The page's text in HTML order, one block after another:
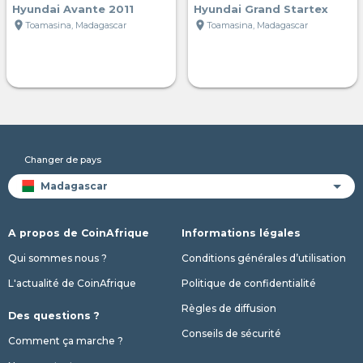
Hyundai Avante 2011
location_on Toamasina, Madagascar
Hyundai Grand Startex
location_on Toamasina, Madagascar
Changer de pays
A propos de CoinAfrique
Qui sommes nous ?
L'actualité de CoinAfrique
Des questions ?
Comment ça marche ?
Informations légales
Conditions générales d’utilisation
Politique de confidentialité
Règles de diffusion
Conseils de sécurité